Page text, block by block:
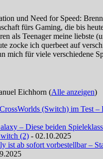
und Need for Speed:
fürs Gaming, die bis
als Teenager meine liebste
zocke ich querbeet auf
mich für viele verschiedene
Eichhorn (Alle anzeigen)
(Switch) im Test –
– Diese beiden
(2) - 02.10.2025
ist ab sofort vorbestellbar –